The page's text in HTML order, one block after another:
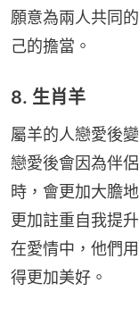
願意為兩人共同
己的擔當。
8. 生肖羊
屬羊的人戀愛後
戀愛後會因為伴
時，會更加大膽
更加註重自我提
在愛情中，他們
得更加美好。